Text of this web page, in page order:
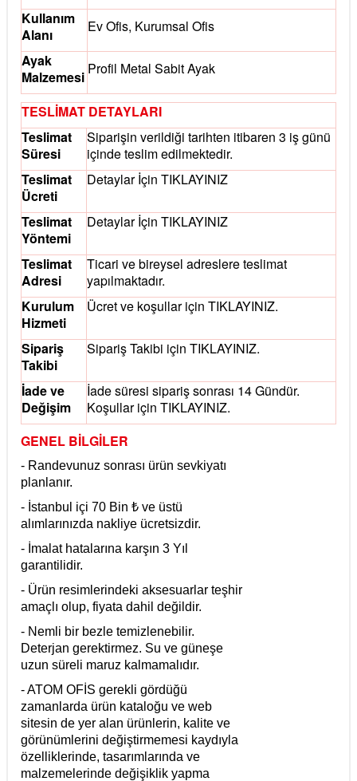
Kullanım
Alanı
Ev Ofis, Kurumsal Ofis
Ayak
Malzemesi Profil Metal Sabit Ayak
TESLİMAT DETAYLARI
Teslimat
Süresi
Siparişin verildiği tarihten itibaren 3 iş günü
içinde teslim edilmektedir.
Teslimat
Ücreti
Detaylar İçin TIKLAYINIZ
Teslimat
Yöntemi
Detaylar İçin TIKLAYINIZ
Teslimat
Adresi
Ticari ve bireysel adreslere teslimat
yapılmaktadır.
Kurulum
Hizmeti
Ücret ve koşullar için TIKLAYINIZ.
Sipariş
Takibi
Sipariş Takibi için TIKLAYINIZ.
İade ve
Değişim
İade süresi sipariş sonrası 14 Gündür.
Koşullar için TIKLAYINIZ.
GENEL BİLGİLER
- Randevunuz sonrası ürün sevkiyatı
planlanır.
- İstanbul içi 70 Bin ₺ ve üstü
alımlarınızda nakliye ücretsizdir.
- İmalat hatalarına karşın 3 Yıl
garantilidir.
- Ürün resimlerindeki aksesuarlar teşhir
amaçlı olup, fiyata dahil değildir.
- Nemli bir bezle temizlenebilir.
Deterjan gerektirmez. Su ve güneşe
uzun süreli maruz kalmamalıdır.
- ATOM OFİS gerekli gördüğü
zamanlarda ürün kataloğu ve web
sitesin de yer alan ürünlerin, kalite ve
görünümlerini değiştirmemesi kaydıyla
özelliklerinde, tasarımlarında ve
malzemelerinde değişiklik yapma